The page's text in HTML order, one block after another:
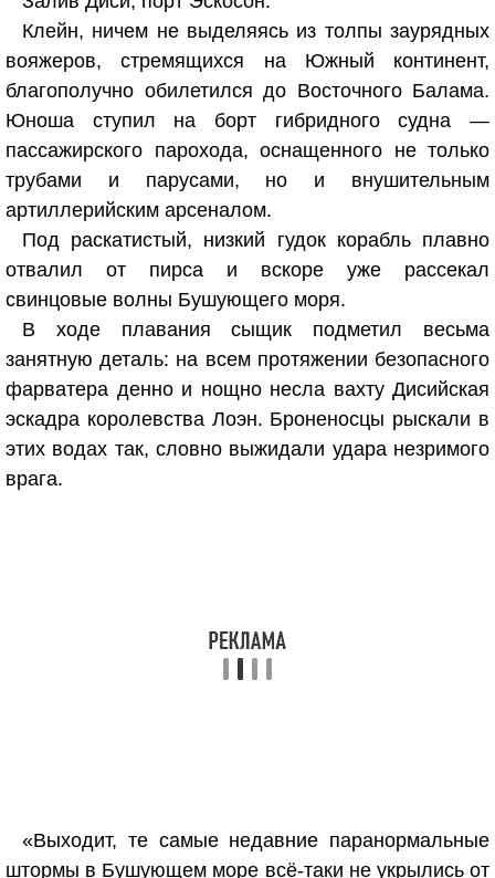
Клейн, ничем не выделяясь из толпы заурядных
вояжеров, стремящихся на Южный континент,
благополучно обилетился до Восточного Балама.
Юноша ступил на борт гибридного судна —
пассажирского парохода, оснащенного не только
трубами и парусами, но и внушительным
артиллерийским арсеналом.
Под раскатистый, низкий гудок корабль плавно
отвалил от пирса и вскоре уже рассекал
свинцовые волны Бушующего моря.
В ходе плавания сыщик подметил весьма
занятную деталь: на всем протяжении безопасного
фарватера денно и нощно несла вахту Дисийская
эскадра королевства Лоэн. Броненосцы рыскали в
этих водах так, словно выжидали удара незримого
врага.
«Выходит, те самые недавние паранормальные
штормы в Бушующем море всё-таки не укрылись от